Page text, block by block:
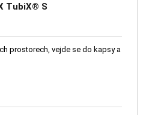
TubiX® S
prostorech, vejde se do kapsy a